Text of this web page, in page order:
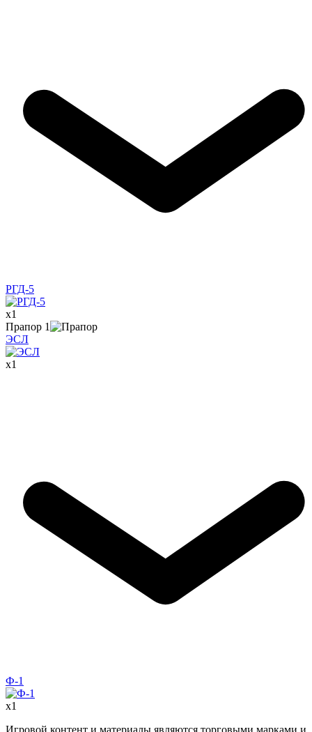
РГД-5
x1
Прапор 1
ЭСЛ
x1
Ф-1
x1
Игровой контент и материалы являются торговыми марками и